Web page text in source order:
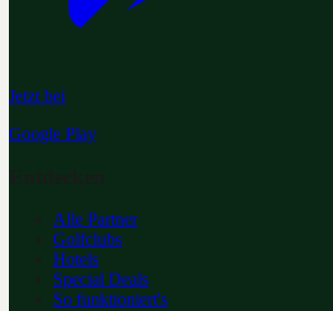
Jetzt bei
Google Play
Alle Partner
Golfclubs
Hotels
Special Deals
So funktioniert's